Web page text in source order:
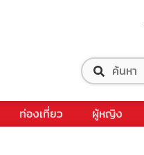
ท่องเที่ยว ผู้หญิง